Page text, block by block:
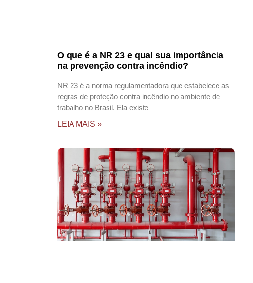
O que é a NR 23 e qual sua importância
na prevenção contra incêndio?
NR 23 é a norma regulamentadora que estabelece as
regras de proteção contra incêndio no ambiente de
trabalho no Brasil. Ela existe
LEIA MAIS »